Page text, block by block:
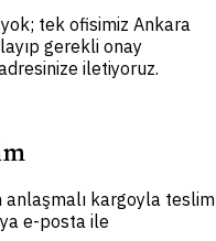
tek ofisimiz Ankara
gerekli onay
iletiyoruz.
kargoyla teslim
e-posta ile